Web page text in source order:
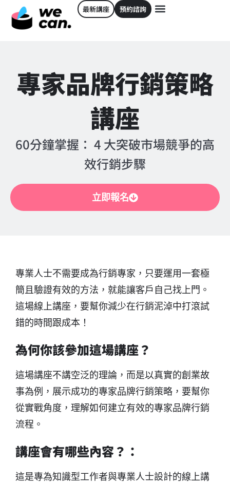
最新講座 預約諮詢
專家品牌行銷策略
講座
60分鐘掌握： 4 大突破市場競爭的高
效行銷步驟
立即報名
專業人士不需要成為行銷專家，只要運用一套極
簡且驗證有效的方法，就能讓客戶自己找上門。
這場線上講座，要幫你減少在行銷泥淖中打滾試
錯的時間跟成本！
為何你該參加這場講座？
這場講座不講空泛的理論，而是以真實的創業故
事為例，展示成功的專家品牌行銷策略，要幫你
從實戰角度，理解如何建立有效的專家品牌行銷
流程。
講座會有哪些內容？：
這是專為知識型工作者與專業人士設計的線上講